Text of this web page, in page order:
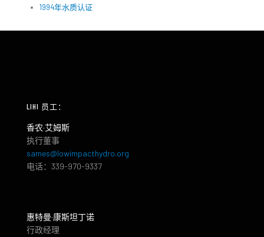
1994年水质认证
LIHI 员工：
香农·艾姆斯
执行董事
sames@lowimpacthydro.org
电话：339-970-9337
惠特曼·康斯坦丁诺
行政经理